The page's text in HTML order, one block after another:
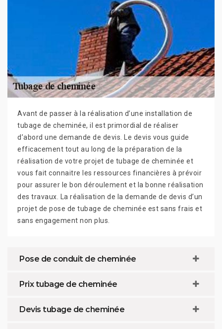
Avant de passer à la réalisation d’une installation de
tubage de cheminée, il est primordial de réaliser
d’abord une demande de devis. Le devis vous guide
efficacement tout au long de la préparation de la
réalisation de votre projet de tubage de cheminée et
vous fait connaitre les ressources financières à prévoir
pour assurer le bon déroulement et la bonne réalisation
des travaux. La réalisation de la demande de devis d’un
projet de pose de tubage de cheminée est sans frais et
sans engagement non plus.
Pose de conduit de cheminée
Prix tubage de cheminée
Devis tubage de cheminée